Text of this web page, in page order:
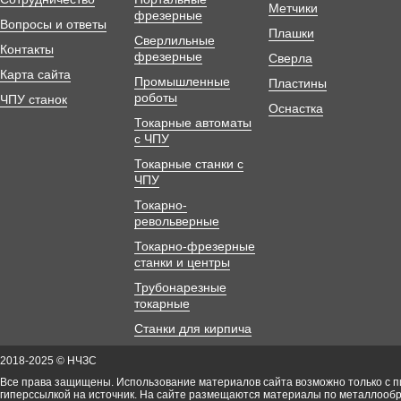
Вопросы и ответы
Контакты
Карта сайта
ЧПУ станок
фрезерные
Сверлильные
фрезерные
Промышленные
роботы
Токарные автоматы
с ЧПУ
Токарные станки с
ЧПУ
Токарно-
револьверные
Токарно-фрезерные
станки и центры
Трубонарезные
токарные
Станки для кирпича
Метчики
Плашки
Сверла
Пластины
Оснастка
2018-2025 © НЧЗС
Все права защищены. Использование материалов сайта возможно только с
гиперссылкой на источник. На сайте размещаются материалы по